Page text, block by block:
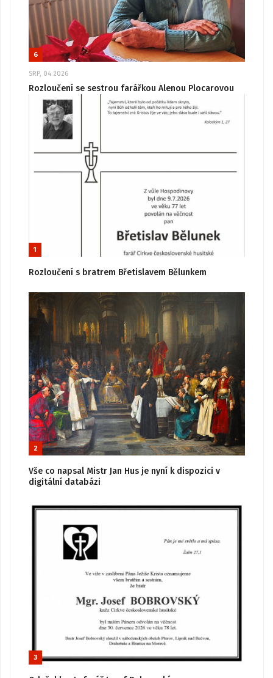
6
SRP, 04 2026
Rozloučení se sestrou farářkou Alenou Plocarovou
1
Rozloučení s bratrem Břetislavem Bělunkem
2
Vše co napsal Mistr Jan Hus je nyní k dispozici v
digitální databázi
3